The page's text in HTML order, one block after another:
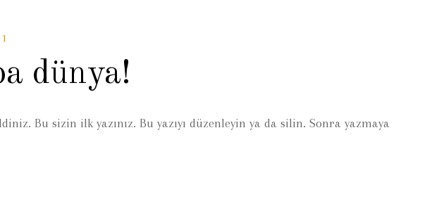
dünya!
Bu sizin ilk yazınız. Bu yazıyı düzenleyin ya da silin. Sonra yazmaya